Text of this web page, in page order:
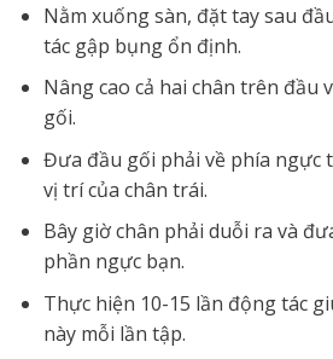
Nằm xuống sàn, đặt tay sau
tác gập bụng ổn định.
Nâng cao cả hai chân trên đầu
gối.
Đưa đầu gối phải về phía ngực
vị trí của chân trái.
Bây giờ chân phải duỗi ra và
phần ngực bạn.
Thực hiện 10-15 lần động tác
này mỗi lần tập.